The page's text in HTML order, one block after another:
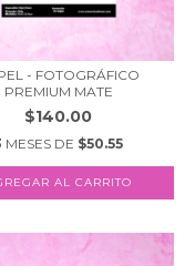
- FOTOGRÁFICO
PREMIUM MATE
$140.00
MESES DE $50.55